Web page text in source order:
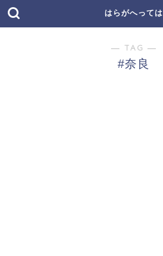
はらがへっては
― TAG ―
#奈良